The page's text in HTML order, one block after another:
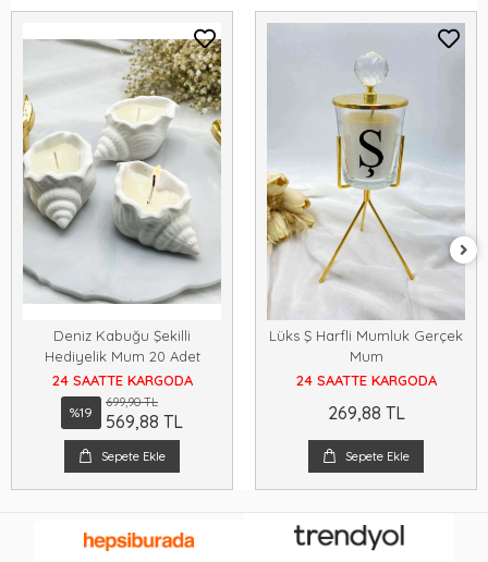
Deniz Kabuğu Şekilli
Hediyelik Mum 20 Adet
24 SAATTE KARGODA
%19
699,90 TL
569,88 TL
Sepete Ekle
Lüks Ş Harfli Mumluk Gerçek
Mum
24 SAATTE KARGODA
269,88 TL
Sepete Ekle